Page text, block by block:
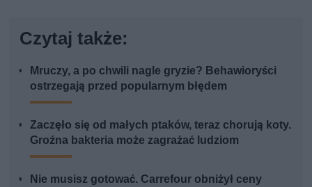
Czytaj także:
Mruczy, a po chwili nagle gryzie? Behawioryści
ostrzegają przed popularnym błędem
Zaczęło się od małych ptaków, teraz chorują koty.
Groźna bakteria może zagrażać ludziom
Nie musisz gotować. Carrefour obniżył ceny